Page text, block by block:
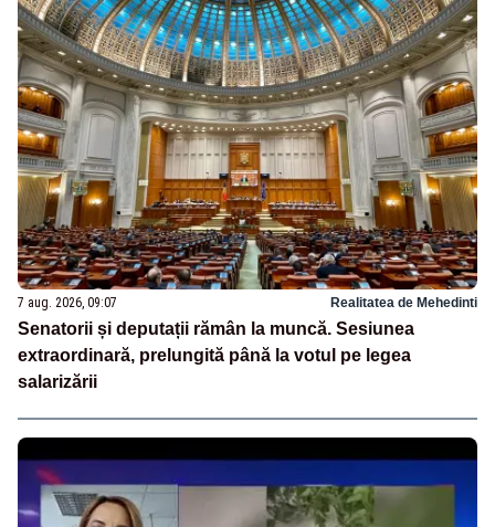
7 aug. 2026, 09:07 Realitatea de Mehedinti
Senatorii și deputații rămân la muncă. Sesiunea
extraordinară, prelungită până la votul pe legea
salarizării